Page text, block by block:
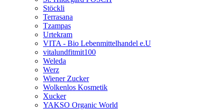
Stöckli
Terrasana
Tzampas
Urtekram
VITA - Bio Lebenmittelhandel e.U
vitalundfitmit100
Weleda
Werz
Wiener Zucker
Wolkenlos Kosmetik
Xucker
YAKSO Organic World